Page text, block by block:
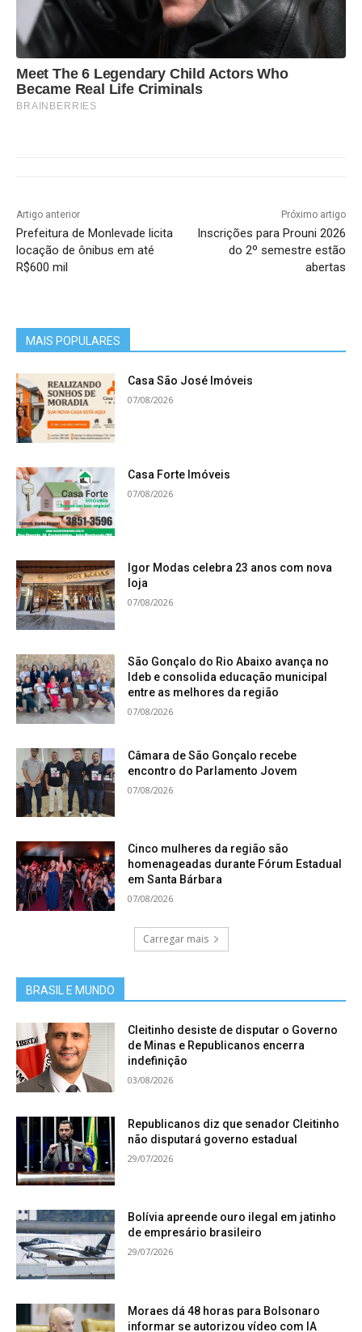
Meet The 6 Legendary Child Actors Who
Became Real Life Criminals
BRAINBERRIES
Artigo anterior
Prefeitura de Monlevade licita
locação de ônibus em até
R$600 mil
Próximo artigo
Inscrições para Prouni 2026
do 2º semestre estão
abertas
MAIS POPULARES
Casa São José Imóveis
07/08/2026
Casa Forte Imóveis
07/08/2026
Igor Modas celebra 23 anos com nova
loja
07/08/2026
São Gonçalo do Rio Abaixo avança no
Ideb e consolida educação municipal
entre as melhores da região
07/08/2026
Câmara de São Gonçalo recebe
encontro do Parlamento Jovem
07/08/2026
Cinco mulheres da região são
homenageadas durante Fórum Estadual
em Santa Bárbara
07/08/2026
Carregar mais
BRASIL E MUNDO
Cleitinho desiste de disputar o Governo
de Minas e Republicanos encerra
indefinição
03/08/2026
Republicanos diz que senador Cleitinho
não disputará governo estadual
29/07/2026
Bolívia apreende ouro ilegal em jatinho
de empresário brasileiro
29/07/2026
Moraes dá 48 horas para Bolsonaro
informar se autorizou vídeo com IA